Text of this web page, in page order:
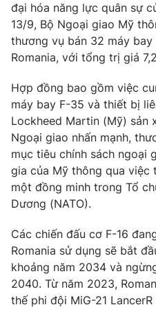
Video
VTV Money
VTV Sức khoẻ
Thị trường 24h
VTV4
Liên hệ tòa soạn
đại hóa năng lực quân sự
13/9, Bộ Ngoại giao Mỹ
thương vụ bán 32 máy
Romania, với tổng trị giá
Hợp đồng bao gồm việc
máy bay F-35 và thiết bị
Lockheed Martin (Mỹ) sản
Ngoại giao nhấn mạnh,
mục tiêu chính sách ngoại
gia của Mỹ thông qua việc
một đồng minh trong Tổ
Dương (NATO).
Các chiến đấu cơ F-16
Romania sử dụng sẽ bắt
khoảng năm 2034 và
2040. Từ năm 2023,
thế phi đội MiG-21